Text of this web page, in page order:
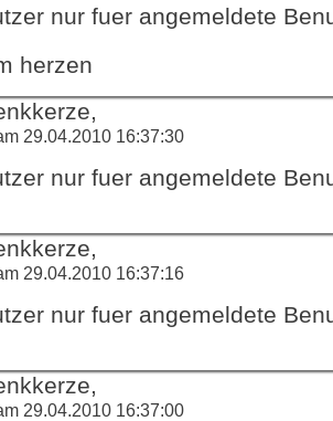
nur fuer angemeldete
herzen
29.04.2010 16:37:30
nur fuer angemeldete
29.04.2010 16:37:16
nur fuer angemeldete
29.04.2010 16:37:00